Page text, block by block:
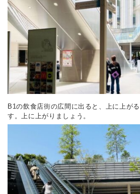
B1の飲食店街の広間に出ると、上に上が
す。上に上がりましょう。